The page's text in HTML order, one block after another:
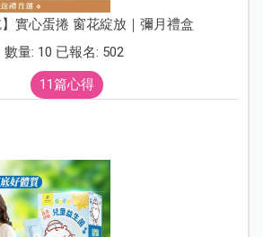
】實心蛋捲 窗花綻放｜彌月禮盒
數量: 10 已報名: 502
11篇心得